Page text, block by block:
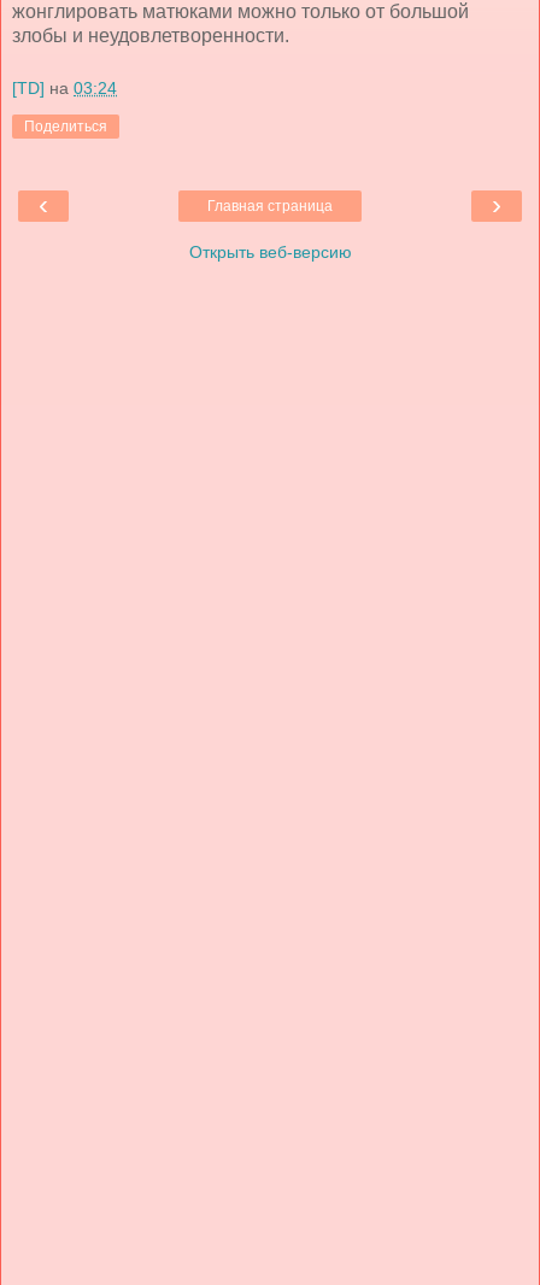
жонглировать матюками можно только от большой
злобы и неудовлетворенности.
[TD] на 03:24
Поделиться
‹ ›
Главная страница
Открыть веб-версию